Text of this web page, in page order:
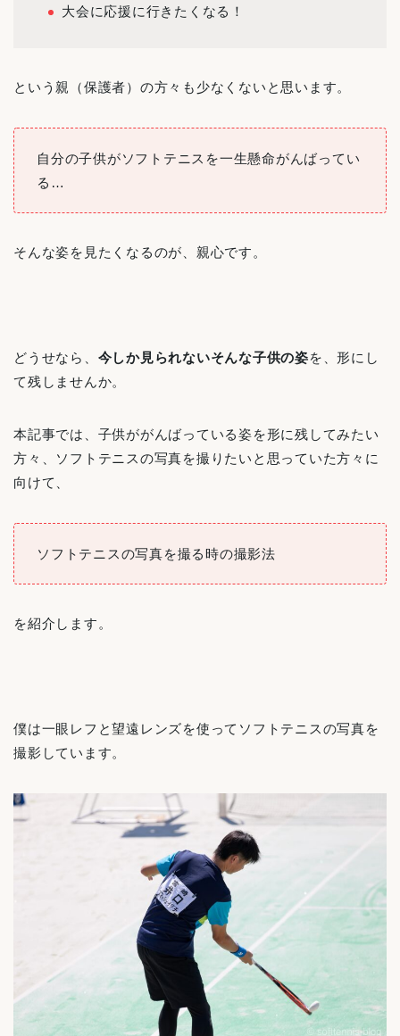
大会に応援に行きたくなる！
という親（保護者）の方々も少なくないと思います。
自分の子供がソフトテニスを一生懸命がんばってい
る…
そんな姿を見たくなるのが、親心です。
どうせなら、 今しか見られないそんな子供の姿を、形にし
て残しませんか。
本記事では、子供ががんばっている姿を形に残してみたい
方々、ソフトテニスの写真を撮りたいと思っていた方々に
向けて、
ソフトテニスの写真を撮る時の撮影法
を紹介します。
僕は一眼レフと望遠レンズを使ってソフトテニスの写真を
撮影しています。